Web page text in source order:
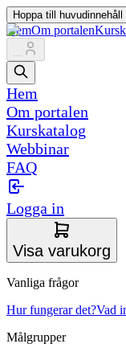
Hoppa till huvudinnehåll
HemOm portalen
...
Hem
Om portalen
Kurskatalog
Webbinar
FAQ
Logga in
Visa varukorg
Vanliga frågor
Hur fungerar det?Vad
Målgrupper